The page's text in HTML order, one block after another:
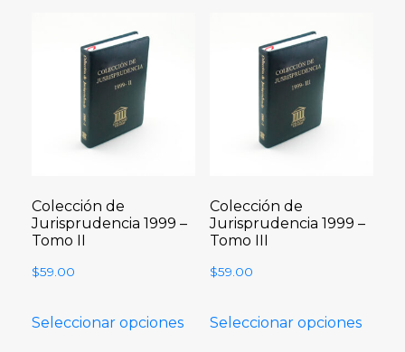
Colección de
Jurisprudencia 1999 –
Tomo II
$59.00
Seleccionar opciones
Colección de
Jurisprudencia 1999 –
Tomo III
$59.00
Seleccionar opciones